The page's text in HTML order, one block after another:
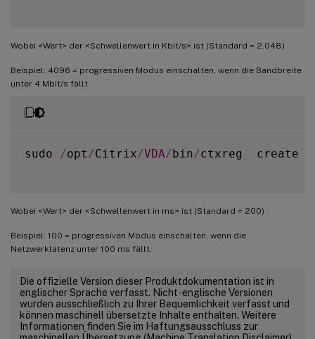
Wobei <Wert> der <Schwellenwert in Kbit/s> ist (Standard = 2.048)
Beispiel: 4096 = progressiven Modus einschalten, wenn die Bandbreite
unter 4 Mbit/s fällt
sudo /opt /Citrix/VDA/bin/ctxreg  create
Wobei <Wert> der <Schwellenwert in ms> ist (Standard = 200)
Beispiel: 100 = progressiven Modus einschalten, wenn die
Netzwerklatenz unter 100 ms fällt.
Die offizielle Version dieser Produktdokumentation ist in
englischer Sprache verfasst. Nicht-englische Versionen
wurden ausschließlich zu Ihrer Bequemlichkeit verfasst und
können maschinell übersetzte Inhalte enthalten. Weitere
Informationen finden Sie im Haftungsausschluss zur